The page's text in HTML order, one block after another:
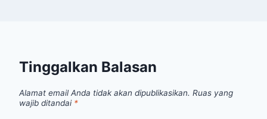
Tinggalkan Balasan
Alamat email Anda tidak akan dipublikasikan. Ruas yang
wajib ditandai *